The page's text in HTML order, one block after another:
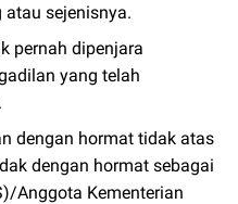
sejenisnya.
pernah dipenjara
yang telah
dengan hormat tidak atas
dengan hormat sebagai
Anggota Kementerian